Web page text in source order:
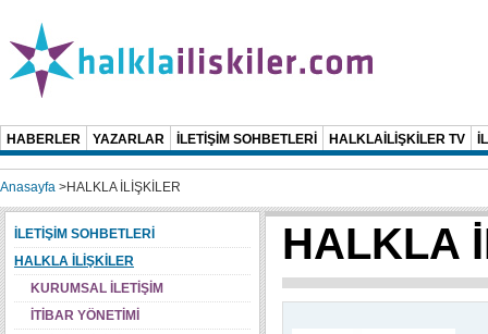
HABERLER YAZARLAR İLETİŞİM SOHBETLERİ HALKLAİLİŞKİLER TV
Anasayfa >HALKLA İLİŞKİLER
HALKLA
İLETİŞİM SOHBETLERİ
HALKLA İLİŞKİLER
KURUMSAL İLETİŞİM
İTİBAR YÖNETİMİ